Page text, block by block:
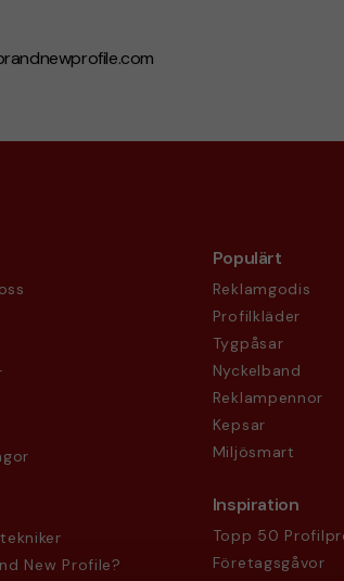
New Profile?
Populärt
Reklamgodis
Profilkläder
Tygpåsar
Nyckelband
Reklampennor
Kepsar
Miljösmart
Inspiration
Topp 50
Företagsgåvor